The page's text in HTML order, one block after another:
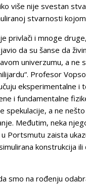
više nije svestan
stvarnosti
privlači i mnoge
da su šanse da
univerzumu, a ne
Profesor
eksperimentalne i
i fundamentalne
spekulacije, a ne
Međutim, neka
Portsmutu zaista
konstrukcija ili
smo na rođenju